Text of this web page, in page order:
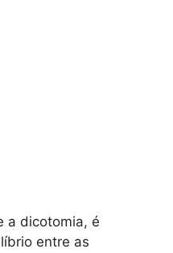
a dicotomia, é
entre as